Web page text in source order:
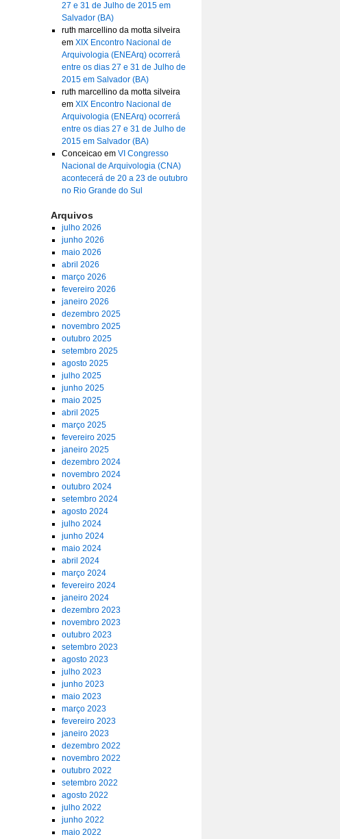
27 e 31 de Julho de 2015 em
Salvador (BA)
ruth marcellino da motta silveira
em XIX Encontro Nacional de
Arquivologia (ENEArq) ocorrerá
entre os dias 27 e 31 de Julho de
2015 em Salvador (BA)
ruth marcellino da motta silveira
em XIX Encontro Nacional de
Arquivologia (ENEArq) ocorrerá
entre os dias 27 e 31 de Julho de
2015 em Salvador (BA)
Conceicaoem VI Congresso
Nacional de Arquivologia (CNA)
acontecerá de 20 a 23 de outubro
no Rio Grande do Sul
Arquivos
julho 2026
junho 2026
maio 2026
abril 2026
março 2026
fevereiro 2026
janeiro 2026
dezembro 2025
novembro 2025
outubro 2025
setembro 2025
agosto 2025
julho 2025
junho 2025
maio 2025
abril 2025
março 2025
fevereiro 2025
janeiro 2025
dezembro 2024
novembro 2024
outubro 2024
setembro 2024
agosto 2024
julho 2024
junho 2024
maio 2024
abril 2024
março 2024
fevereiro 2024
janeiro 2024
dezembro 2023
novembro 2023
outubro 2023
setembro 2023
agosto 2023
julho 2023
junho 2023
maio 2023
março 2023
fevereiro 2023
janeiro 2023
dezembro 2022
novembro 2022
outubro 2022
setembro 2022
agosto 2022
julho 2022
junho 2022
maio 2022